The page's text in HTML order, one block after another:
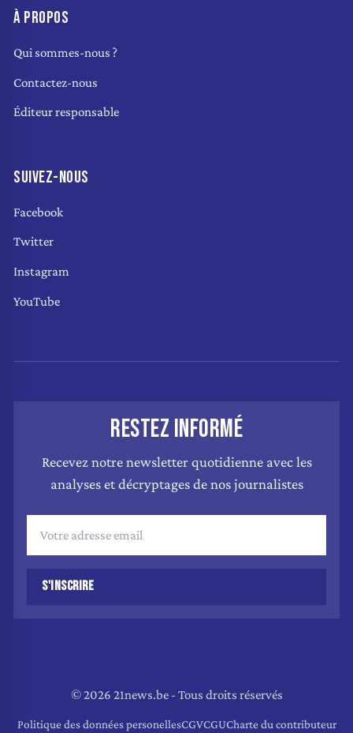
À PROPOS
Qui sommes-nous ?
Contactez-nous
Éditeur responsable
SUIVEZ-NOUS
Facebook
Twitter
Instagram
YouTube
RESTEZ INFORMÉ
Recevez notre newsletter quotidienne avec les
analyses et décryptages de nos journalistes
S'INSCRIRE
© 2026 21news.be - Tous droits réservés
Politique des données personellesCGVCGUCharte du contributeur